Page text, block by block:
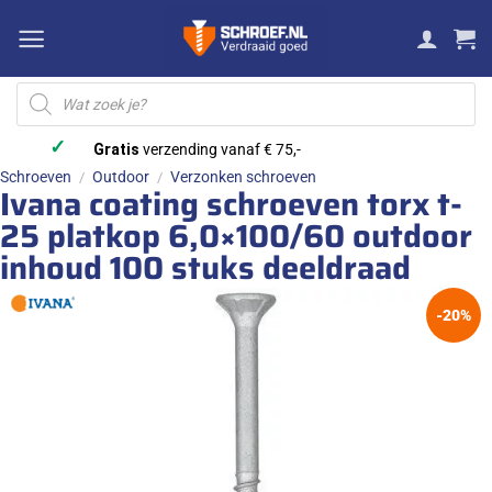
naar
inhoud
Producten
zoeken
✓ Gratis verzending vanaf € 75,-
Schroeven / Outdoor / Verzonken schroeven
Ivana coating schroeven torx t-
25 platkop 6,0×100/60 outdoor
inhoud 100 stuks deeldraad
-20%